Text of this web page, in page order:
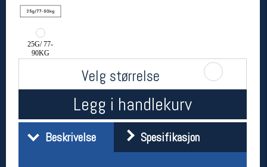
25G/ 77-
90KG
Velg størrelse
Legg i handlekurv
Beskrivelse Spesifikasjon
(telefontid man-fredag klokken 10-13)
Om oss
Kontakt oss
Åpningstider butikk
11-18
11-16